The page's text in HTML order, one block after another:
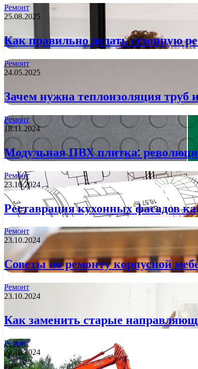
Ремонт
25.08.2025
Как правильно делать сезонную
Ремонт
24.05.2025
Зачем нужна теплоизоляция труб
Ремонт
18.11.2024
Модульная ПВХ плитка:
Ремонт
23.10.2024
Реставрация кухонных фасадов
Ремонт
23.10.2024
Советы по ремонту корпусной
Ремонт
23.10.2024
Как заменить старые
Ремонт
23.10.2024